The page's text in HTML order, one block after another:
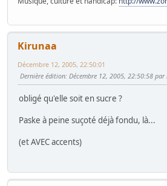
Kirunaa
Décembre 12, 2005, 22:50:01
Dernière édition: Décembre 12, 2005, 22:50:58 par
obligé qu'elle soit en sucre ?
Paske à peine suçoté déjà fondu, là...
(et AVEC accents)